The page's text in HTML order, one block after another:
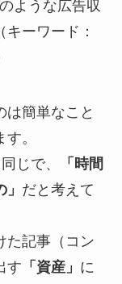
のような広告収
ーワード：
は簡単なこと
。
じで、
「時間
だと考えて
た記事（コン
す 「資産」 に